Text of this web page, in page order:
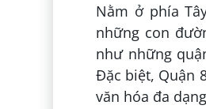
Nằm ở phía
những con
như những
Đặc biệt, Quận
văn hóa đa